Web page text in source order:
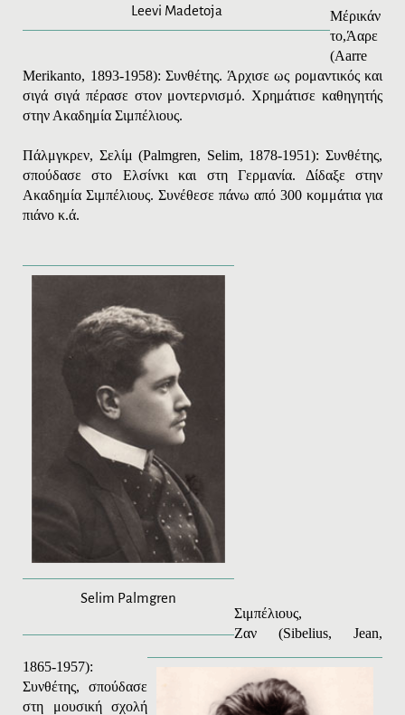
Leevi Madetoja
Μέρικάν
το,Άαρε
(Aarre
Merikanto, 1893-1958): Συνθέτης. Άρχισε ως ρομαντικός και
σιγά σιγά πέρασε στον μοντερνισμό. Χρημάτισε καθηγητής
στην Ακαδημία Σιμπέλιους.
Πάλμγκρεν, Σελίμ(Palmgren, Selim, 1878-1951): Συνθέτης,
σπούδασε στο Ελσίνκι και στη Γερμανία. Δίδαξε στην
Ακαδημία Σιμπέλιους. Συνέθεσε πάνω από 300 κομμάτια για
πιάνο κ.ά.
Selim Palmgren
Σιμπέλιους,
Ζαν (Sibelius, Jean,
1865-1957):
Συνθέτης, σπούδασε
στη μουσική σχολή